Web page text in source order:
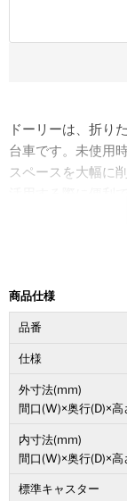
ドーリーは、折り
台車です。未使用
スペースを大幅に
活用する際に便利
■運賃無料
※ただし、北海道
かります。
運賃につきまして
わせください。
■領収書発行可能
ご購入時の注文メ
商品仕様
品番
仕様
外寸法(mm)
間口(W)×奥行(D)×高
内寸法(mm)
間口(W)×奥行(D)×高
標準キャスター